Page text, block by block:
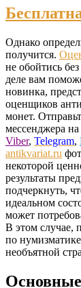
Однако
получится.
не обойтись
деле вам
новинка,
оценщиков
монет.
мессенджера
Viber, Telegram,
antikvariat.ru
некоторой
результаты
подчеркнуть,
идеальном
может
В этом случае,
по
необъятной